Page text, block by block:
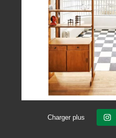
Charger plus